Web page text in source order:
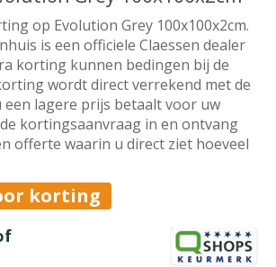
op Evolution Grey 100x100x2cm.
is een officiele Claessen dealer
korting kunnen bedingen bij de
wordt direct verrekend met de
lagere prijs betaalt voor uw
kortingsaanvraag in en ontvang
offerte waarin u direct ziet hoeveel
korting